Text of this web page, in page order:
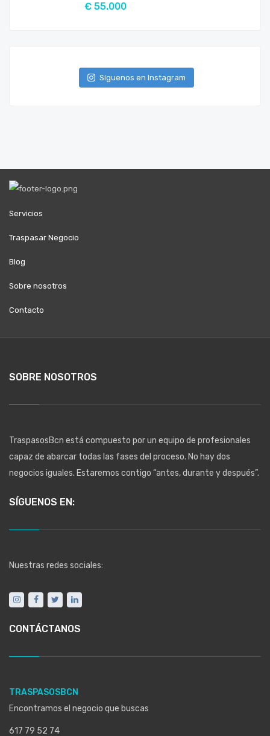
€ 55.000
Síguenos en Instagram
Servicios
Traspasar Negocio
Blog
Sobre nosotros
Contacto
SOBRE NOSOTROS
TraspasosBcn está compuesto por un equipo de profesionales
capaz de abarcar todas las fases del proceso. No hay dos
negocios iguales. Estaremos contigo “antes, durante y después”.
SÍGUENOS EN:
Nuestras redes sociales:
CONTÁCTANOS
TRASPASOSBCN
Encontramos el negocio que buscas
617 79 52 74